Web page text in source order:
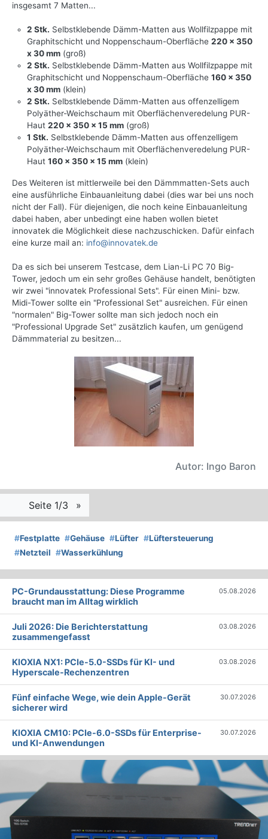
insgesamt 7 Matten...
2 Stk. Selbstklebende Dämm-Matten aus Wollfilzpappe mit
Graphitschicht und Noppenschaum-Oberfläche 220 x 350
x 30 mm (groß)
2 Stk. Selbstklebende Dämm-Matten aus Wollfilzpappe mit
Graphitschicht und Noppenschaum-Oberfläche 160 x 350
x 30 mm (klein)
2 Stk. Selbstklebende Dämm-Matten aus offenzelligem
Polyäther-Weichschaum mit Oberflächenveredelung PUR-
Haut 220 x 350 x 15 mm (groß)
1 Stk. Selbstklebende Dämm-Matten aus offenzelligem
Polyäther-Weichschaum mit Oberflächenveredelung PUR-
Haut 160 x 350 x 15 mm (klein)
Des Weiteren ist mittlerweile bei den Dämmmatten-Sets auch
eine ausführliche Einbauanleitung dabei (dies war bei uns noch
nicht der Fall). Für diejenigen, die noch keine Einbauanleitung
dabei haben, aber unbedingt eine haben wollen bietet
innovatek die Möglichkeit diese nachzuschicken. Dafür einfach
eine kurze mail an: info@innovatek.de
Da es sich bei unserem Testcase, dem Lian-Li PC 70 Big-
Tower, jedoch um ein sehr großes Gehäuse handelt, benötigten
wir zwei "innovatek Professional Sets". Für einen Mini- bzw.
Midi-Tower sollte ein "Professional Set" ausreichen. Für einen
"normalen" Big-Tower sollte man sich jedoch noch ein
"Professional Upgrade Set" zusätzlich kaufen, um genügend
Dämmmaterial zu besitzen...
Autor: Ingo Baron
Seite 1/3 »
#Festplatte #Gehäuse #Lüfter #Lüftersteuerung
#Netzteil #Wasserkühlung
PC-Grundausstattung: Diese Programme
braucht man im Alltag wirklich
05.08.2026
Juli 2026: Die Bericht­erstattung
zusammengefasst
03.08.2026
KIOXIA NX1: PCIe-5.0-SSDs für KI- und
Hyperscale-Rechenzentren
03.08.2026
Fünf einfache Wege, wie dein Apple-Gerät
sicherer wird
30.07.2026
KIOXIA CM10: PCIe-6.0-SSDs für Enterprise-
und KI-Anwendungen
30.07.2026